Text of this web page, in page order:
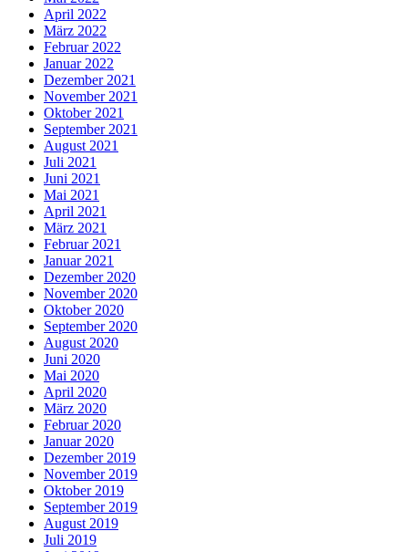
April 2022
März 2022
Februar 2022
Januar 2022
Dezember 2021
November 2021
Oktober 2021
September 2021
August 2021
Juli 2021
Juni 2021
Mai 2021
April 2021
März 2021
Februar 2021
Januar 2021
Dezember 2020
November 2020
Oktober 2020
September 2020
August 2020
Juni 2020
Mai 2020
April 2020
März 2020
Februar 2020
Januar 2020
Dezember 2019
November 2019
Oktober 2019
September 2019
August 2019
Juli 2019